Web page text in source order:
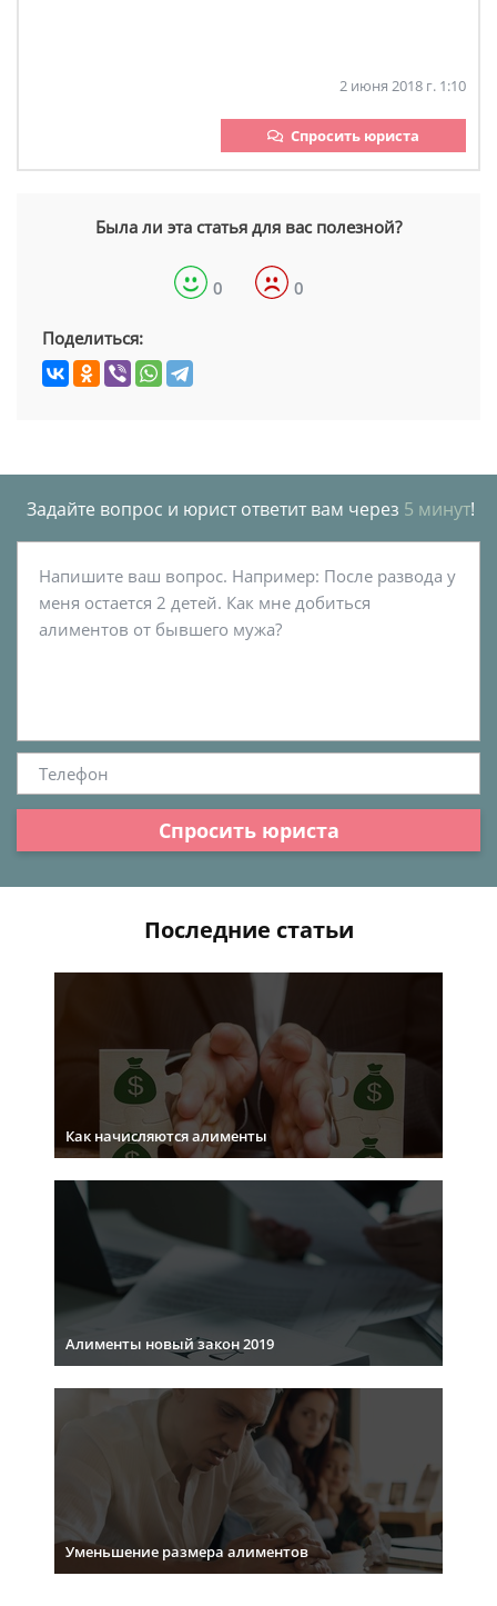
2 июня 2018 г. 1:10
Спросить юриста
Была ли эта статья для вас полезной?
0 0
Поделиться:
Задайте вопрос и юрист ответит вам через 5 минут!
Спросить юриста
Последние статьи
Как начисляются алименты
Алименты новый закон 2019
Уменьшение размера алиментов